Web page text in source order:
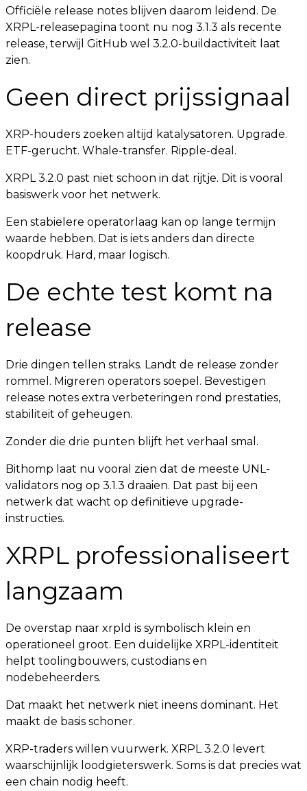
Officiële release notes blijven daarom leidend. De
XRPL-releasepagina toont nu nog 3.1.3 als recente
release, terwijl GitHub wel 3.2.0-buildactiviteit laat
zien.
Geen direct prijssignaal
XRP-houders zoeken altijd katalysatoren. Upgrade.
ETF-gerucht. Whale-transfer. Ripple-deal.
XRPL 3.2.0 past niet schoon in dat rijtje. Dit is vooral
basiswerk voor het netwerk.
Een stabielere operatorlaag kan op lange termijn
waarde hebben. Dat is iets anders dan directe
koopdruk. Hard, maar logisch.
De echte test komt na
release
Drie dingen tellen straks. Landt de release zonder
rommel. Migreren operators soepel. Bevestigen
release notes extra verbeteringen rond prestaties,
stabiliteit of geheugen.
Zonder die drie punten blijft het verhaal smal.
Bithomp laat nu vooral zien dat de meeste UNL-
validators nog op 3.1.3 draaien. Dat past bij een
netwerk dat wacht op definitieve upgrade-
instructies.
XRPL professionaliseert
langzaam
De overstap naar xrpld is symbolisch klein en
operationeel groot. Een duidelijke XRPL-identiteit
helpt toolingbouwers, custodians en
nodebeheerders.
Dat maakt het netwerk niet ineens dominant. Het
maakt de basis schoner.
XRP-traders willen vuurwerk. XRPL 3.2.0 levert
waarschijnlijk loodgieterswerk. Soms is dat precies wat
een chain nodig heeft.